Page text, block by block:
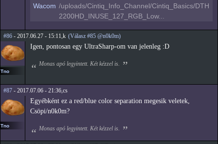
Wacom /uploads/Cintiq_Info_Channel/Cintiq_Basics/DTH
2200HD_INUSE_127_RGB_Low...
#86 - 2017.06.27 - 15:11,k (Válasz #85 @n0k0m)
Tno
Igen, pontosan egy UltraSharp-om van jelenleg :D
Monas apó legyintett. Két kézzel is.
#87 - 2017.07.06 - 21:36,cs
Tno
Egyébként ez a red/blue color separation megesik veletek,
Csöpi/n0k0m?
Monas apó legyintett. Két kézzel is.